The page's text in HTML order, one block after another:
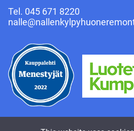
Tel. 045 671 8220